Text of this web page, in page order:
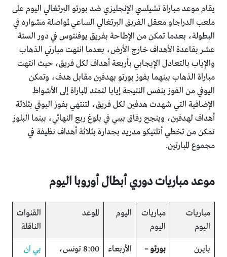
يقام موعد مباراة تشيلسي الإنجليزي ضد بورتو البرتغالي اليوم على
ملعب الدراجاو معقل الفريق البرتغالي الساعي لمواصلة مشواره في
البطولة، بعدما تمكن من الإطاحة بفريق يوفنتوس في دور الستة
عشر بقاعدة الأهداف خارج الأرض، بعدما انتهت مبارتي الذهاب
والإياب بالتعادل الإيجابي بأربعة أهداف لكل فريق، حيث انتهت
مباراة الذهاب بينهما بفوز بورتو بهدفين مقابل هدف، وتمكن
اليوفي من الفوز بنفس النتيجة إيابا لتمتد المباراة إلى الأشواط
الإضافية التي شهدت هدفين لكل فريق، لتنتهي بفوز اليوفي بثلاثة
أهداف لهدفين، وينجح رفاق بيبي في بلوغ ربع النهائي، بينما البلوز
تمكن من تخطي أتلتيكو مدريد بجدارة بثلاثة أهداف نظيفة في
مجموع المبارتين.
موعد مباريات دوري أبطال أوروبا اليوم
مباريات
اليوم
مباريات
اليوم
اليوم الموعد
القنوات
الناقلة
بايرن
بورتو –
الأربعاء
8:00 تونس،
بي ان